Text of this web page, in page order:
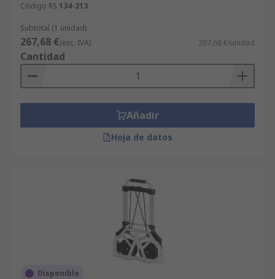
Código RS 134-213
Subtotal (1 unidad)
267,68 €(exc. IVA) 267,68 €/unidad
Cantidad
Añadir
Hoja de datos
Disponible